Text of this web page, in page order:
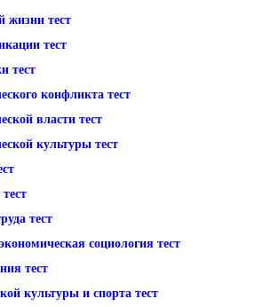
жизни тест
тест
тест
конфликта тест
власти тест
культуры тест
тест
социология тест
тест
культуры и спорта тест